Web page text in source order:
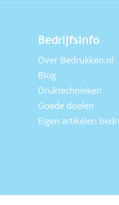
Bedrijfsinfo
Over Bedrukken.nl
Blog
Druktechnieken
Goede doelen
Eigen artikelen